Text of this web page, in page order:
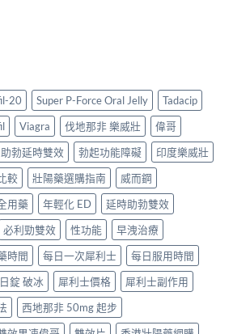
20 Super P-Force Oral Jelly
Tadacip
Viagra 伐地那非 樂威壯
偉哥
助勃延時雙效 勃起功能障礙
印度樂威壯
較 壯陽藥選購指南
威而鋼
用藥 年輕化 ED
延時助勃雙效
必利勁雙效 性功能
早洩治療
時間 每日一次犀利士
每日服用時間
錠 破冰 犀利士價格
犀利士副作用
西地那非 50mg 起步